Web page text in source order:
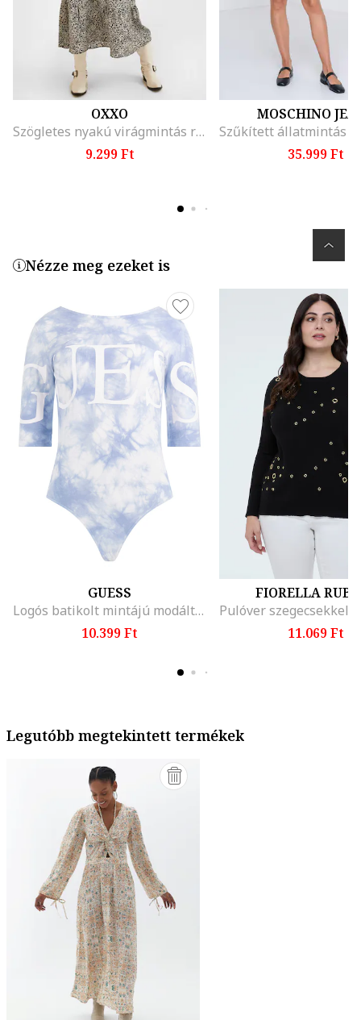
OXXO
Szögletes nyakú virágmintás ruha, Fehér/Fekete
9.299 Ft
MOSCHINO
35.999 Ft
Nézze meg ezeket is
GUESS
Logós batikolt mintájú modáltartalmú body
10.399 Ft
FIORELLA
11.069 Ft
Legutóbb megtekintett termékek